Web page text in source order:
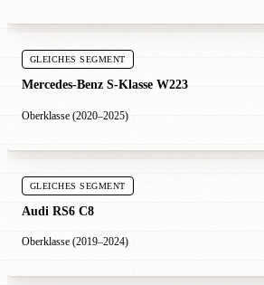
GLEICHES SEGMENT
Mercedes-Benz S-Klasse W223
Oberklasse (2020–2025)
GLEICHES SEGMENT
Audi RS6 C8
Oberklasse (2019–2024)